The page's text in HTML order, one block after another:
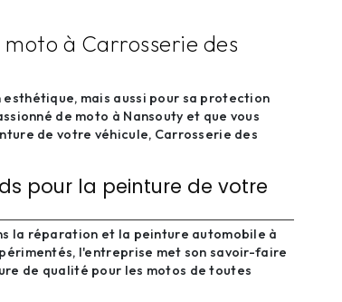
à Carrosserie des
mais aussi pour sa protection
de moto à Nansouty et que vous
de votre véhicule, Carrosserie des
pour la peinture de votre
la réparation et la peinture automobile à
l'entreprise met son savoir-faire
de qualité pour les motos de toutes